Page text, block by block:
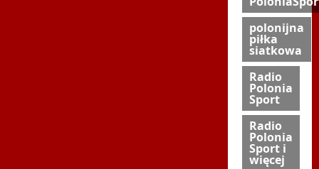
polonijna
piłka
siatkowa
Radio
Polonia
Sport
Radio
Polonia
Sport i
więcej